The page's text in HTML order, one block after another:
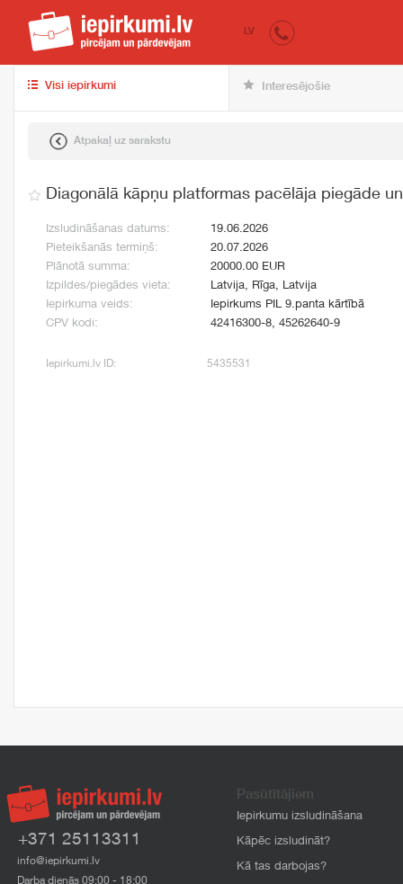
iepirkumi.lv
LV
Visi iepirkumi Interesējošie
Atpakaļ uz sarakstu
Diagonālā kāpņu platformas pacēlāja piegāde
Izsludināšanas datums:
19.06.2026
Pieteikšanās termiņš:
20.07.2026
Plānotā summa:
20000.00 EUR
Izpildes/piegādes vieta:
Latvija, Rīga, Latvija
Iepirkuma veids:
Iepirkums PIL 9.panta kārtībā
CPV kodi:
42416300-8, 45262640-9
Iepirkumi.lv ID: 5435531
+371 25113311
info@iepirkumi.lv
Darba dienās 09:00 - 18:00
Pasūtītājiem
Iepirkumu izsludināšana
Kāpēc izsludināt?
Kā tas darbojas?